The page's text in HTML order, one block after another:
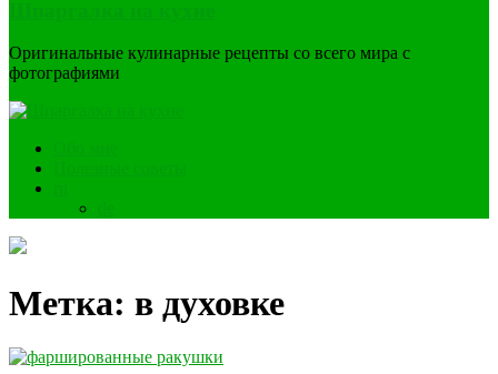
Оригинальные кулинарные рецепты со всего мира с
фотографиями
Метка: в духовке